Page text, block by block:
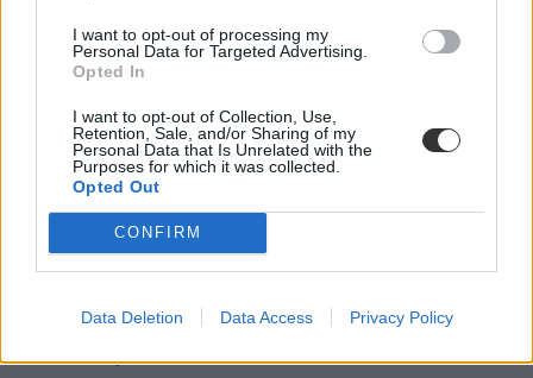
I want to opt-out of processing my
Personal Data for Targeted Advertising.
Opted In
I want to opt-out of Collection, Use,
Retention, Sale, and/or Sharing of my
Personal Data that Is Unrelated with the
Purposes for which it was collected.
Opted Out
CONFIRM
Data Deletion Data Access Privacy Policy
nyílt levél
véleménycikk